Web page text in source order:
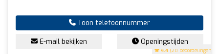
4.4 (28 beoordelingen)
Toon telefoonnummer
E-mail bekijken Openingstijden